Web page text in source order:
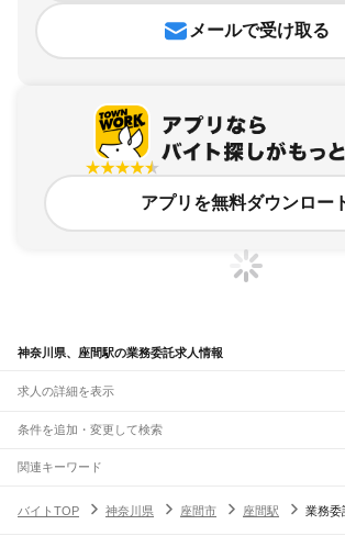
メールで受け取る
アプリを無料ダウンロー
神奈川県、座間駅の業務委託求人情報
求人の詳細を表示
条件を追加・変更して検索
市区町村を追加・変更
神奈川県
すべて
駅を追加・変更
関連キーワード
バイトTOP
神奈川県 座間市 座間駅 業務委